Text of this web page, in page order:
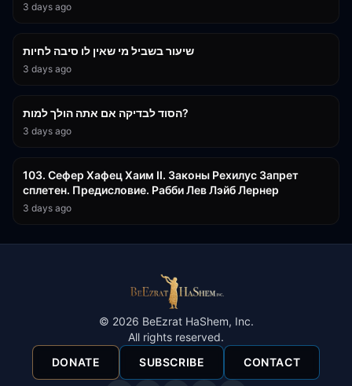
3 days ago
שיעור בשביל מי שאין לו סיבה לחיות
3 days ago
הסוד לבדיקה אם אתה הולך למות?
3 days ago
103. Сефер Хафец Хаим II. Законы Рехилус Запрет
сплетен. Предисловие. Рабби Лев Лэйб Лернер
3 days ago
© 2026 BeEzrat HaShem, Inc.
All rights reserved.
DONATE
SUBSCRIBE CONTACT